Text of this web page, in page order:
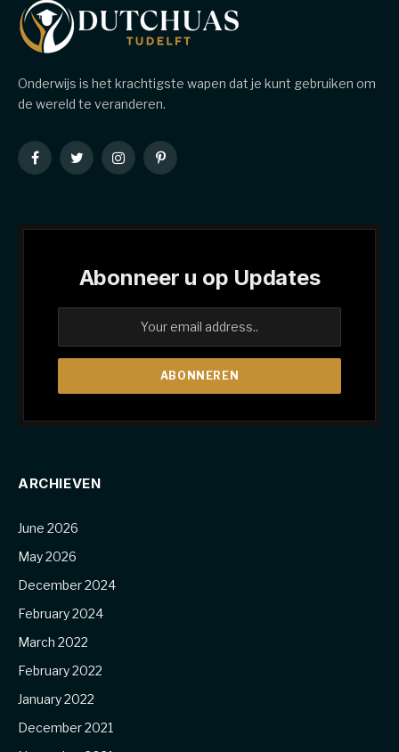
Onderwijs is het krachtigste wapen dat je kunt gebruiken om
de wereld te veranderen.
FacebookTwitterInstagramPinterest
Abonneer u op Updates
ARCHIEVEN
June 2026
May 2026
December 2024
February 2024
March 2022
February 2022
January 2022
December 2021